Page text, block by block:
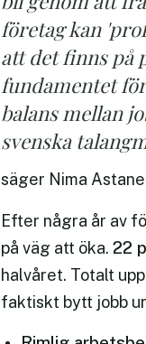
företag kan
att det finns på
fundamentet
balans mellan
svenska
säger Nima
Efter några år av
på väg att öka. 22
halvåret. Totalt
faktiskt bytt jobb